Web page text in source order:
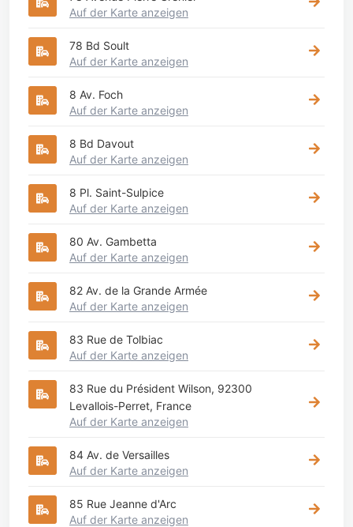
Auf der Karte anzeigen
78 Bd Soult
Auf der Karte anzeigen
8 Av. Foch
Auf der Karte anzeigen
8 Bd Davout
Auf der Karte anzeigen
8 Pl. Saint-Sulpice
Auf der Karte anzeigen
80 Av. Gambetta
Auf der Karte anzeigen
82 Av. de la Grande Armée
Auf der Karte anzeigen
83 Rue de Tolbiac
Auf der Karte anzeigen
83 Rue du Président Wilson, 92300
Levallois-Perret, France
Auf der Karte anzeigen
84 Av. de Versailles
Auf der Karte anzeigen
85 Rue Jeanne d'Arc
Auf der Karte anzeigen